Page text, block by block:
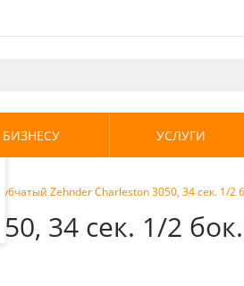
БИЗНЕСУ УСЛУГИ
Zehnder Charleston 3050, 34 сек. 1/2
34 сек. 1/2